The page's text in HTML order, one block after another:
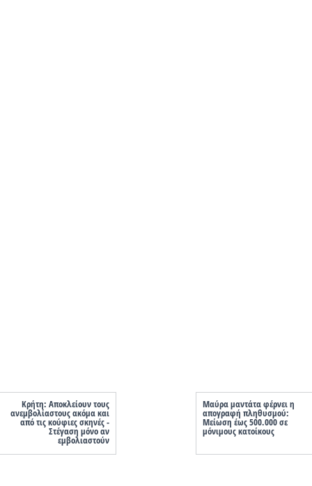
Κρήτη: Αποκλείουν τους
ανεμβολίαστους ακόμα και
από τις κούφιες σκηνές -
Στέγαση μόνο αν
εμβολιαστούν
Μαύρα μαντάτα φέρνει η
απογραφή πληθυσμού:
Μείωση έως 500.000 σε
μόνιμους κατοίκους